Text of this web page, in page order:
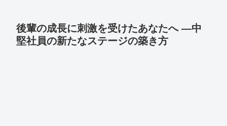
後輩の成長に刺激を受けたあなたへ ―中
堅社員の新たなステージの築き方